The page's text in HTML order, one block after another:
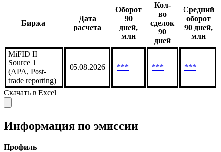
Биржа
Дата
расчета
Оборот
90
дней,
млн
Кол-
во
сделок
90
дней
Средний
оборот
90 дней,
млн
MiFID II
Source 1
(APA, Post-
trade reporting)
05.08.2026 *** *** ***
Скачать в Excel
Информация по эмиссии
Профиль